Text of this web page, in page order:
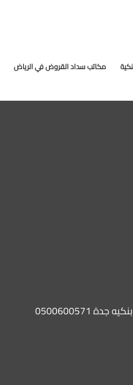
مكاتب سداد القروض في الرياض
0500600571